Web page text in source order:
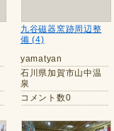
九谷磁器窯跡周辺整
備 (4)
yamatyan
石川県加賀市山中温
泉
コメント数0